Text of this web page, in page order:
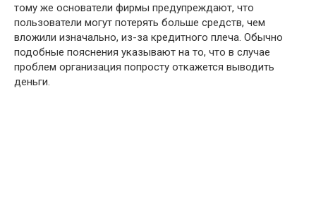
тому же основатели фирмы предупреждают, что
пользователи могут потерять больше средств, чем
вложили изначально, из-за кредитного плеча. Обычно
подобные пояснения указывают на то, что в случае
проблем организация попросту откажется выводить
деньги.